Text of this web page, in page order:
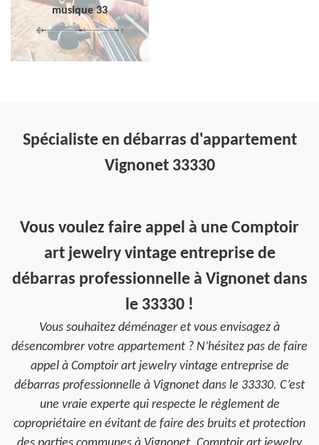
musique 33
Spécialiste en débarras d'appartement
Vignonet 33330
Vous voulez faire appel à une Comptoir
art jewelry vintage entreprise de
débarras professionnelle à Vignonet dans
le 33330 !
Vous souhaitez déménager et vous envisagez à
désencombrer votre appartement ? N’hésitez pas de faire
appel à Comptoir art jewelry vintage entreprise de
débarras professionnelle à Vignonet dans le 33330. C’est
une vraie experte qui respecte le règlement de
copropriétaire en évitant de faire des bruits et protection